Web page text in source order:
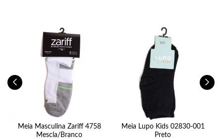
Meia Masculina Zariff 4758
Mescla/Branco
Meia Lupo Kids 02830-001
Preto